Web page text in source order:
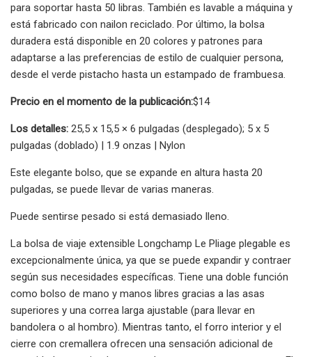
para soportar hasta 50 libras. También es lavable a máquina y
está fabricado con nailon reciclado. Por último, la bolsa
duradera está disponible en 20 colores y patrones para
adaptarse a las preferencias de estilo de cualquier persona,
desde el verde pistacho hasta un estampado de frambuesa.
Precio en el momento de la publicación:$14
Los detalles: 25,5 x 15,5 × 6 pulgadas (desplegado); 5 x 5
pulgadas (doblado) | 1.9 onzas | Nylon
Este elegante bolso, que se expande en altura hasta 20
pulgadas, se puede llevar de varias maneras.
Puede sentirse pesado si está demasiado lleno.
La bolsa de viaje extensible Longchamp Le Pliage plegable es
excepcionalmente única, ya que se puede expandir y contraer
según sus necesidades específicas. Tiene una doble función
como bolso de mano y manos libres gracias a las asas
superiores y una correa larga ajustable (para llevar en
bandolera o al hombro). Mientras tanto, el forro interior y el
cierre con cremallera ofrecen una sensación adicional de